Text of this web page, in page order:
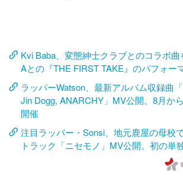
Kvi Baba、変態紳士クラブとのコラボ
Aとの『THE FIRST TAKE』のパフォー
ラッパーWatson、最新アルバム収録曲
Jin Dogg, ANARCHY」MV公開。8月か
開催
注目ラッパー・Sonsi、地元鹿屋の母校
トラック「ニセモノ」MV公開。初の単